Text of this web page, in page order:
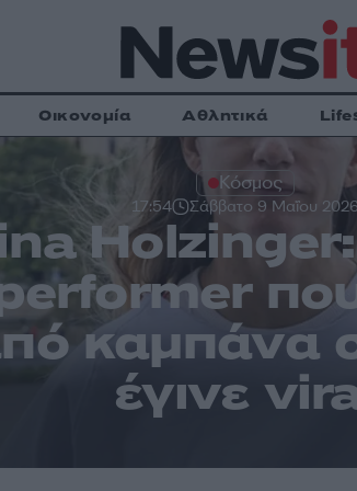
Οικονομία Αθλητικά
Κόσμος
17:54 Σάββατο 9 Μαΐου 2026
Holzinger:
καμπάνα
έγινε